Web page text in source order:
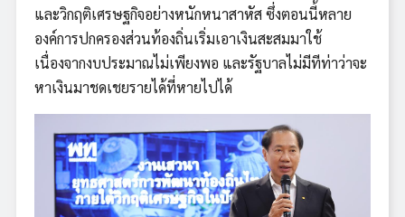
และวิกฤติเศรษฐกิจอย่างหนักหนาสาหัส ซึ่งตอนนี้หลาย
องค์การปกครองส่วนท้องถิ่นเริ่มเอาเงินสะสมมาใช้
เนื่องจากงบประมาณไม่เพียงพอ และรัฐบาลไม่มีทีท่าว่าจะ
หาเงินมาชดเชยรายได้ที่หายไปได้